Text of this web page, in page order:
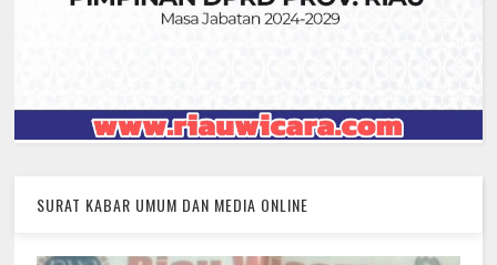
SURAT KABAR UMUM DAN MEDIA ONLINE